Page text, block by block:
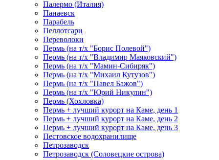
Палермо (Италия)
Панаевск
Парабель
Пеллотсари
Переволоки
Пермь (на т/х "Борис Полевой")
Пермь (на т/х "Владимир Маяковский")
Пермь (на т/х "Мамин-Сибиряк")
Пермь (на т/х "Михаил Кутузов")
Пермь (на т/х "Павел Бажов")
Пермь (на т/х "Юрий Никулин")
Пермь (Хохловка)
Пермь + лучший курорт на Каме, день 1
Пермь + лучший курорт на Каме, день 2
Пермь + лучший курорт на Каме, день 3
Пестовское водохранилище
Петрозаводск
Петрозаводск (Соловецкие острова)